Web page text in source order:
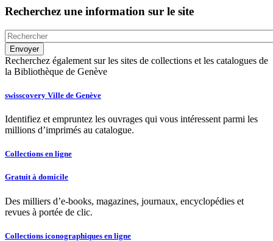
Recherchez une information sur le site
Recherchez également sur les sites de collections et les catalogues de
la Bibliothèque de Genève
swisscovery Ville de Genève
Identifiez et empruntez les ouvrages qui vous intéressent parmi les
millions d’imprimés au catalogue.
Collections en ligne
Gratuit à domicile
Des milliers d’e-books, magazines, journaux, encyclopédies et
revues à portée de clic.
Collections iconographiques en ligne